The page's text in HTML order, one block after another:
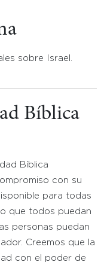
sobre Israel.
Bíblica
Bíblica
con su
para todas
que todos puedan
personas puedan
Creemos que la
con el poder de